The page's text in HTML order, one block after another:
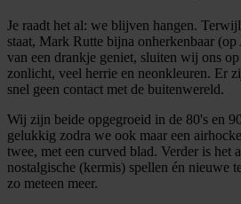
Je raadt het al: we blijven hangen.
staat, Mark Rutte bijna onherkenbaar
van een drankje geniet, sluiten wij ons
zonlicht, veel herrie en neonkleuren. Er
snel geen contact met de buitenwereld.
Wij zijn beide opgegroeid in de 80's en
gelukkig zodra we ook maar een
twee, met een curved blad. Verder is het
nostalgische (kermis) spellen én nieuwe
zo meteen meer.